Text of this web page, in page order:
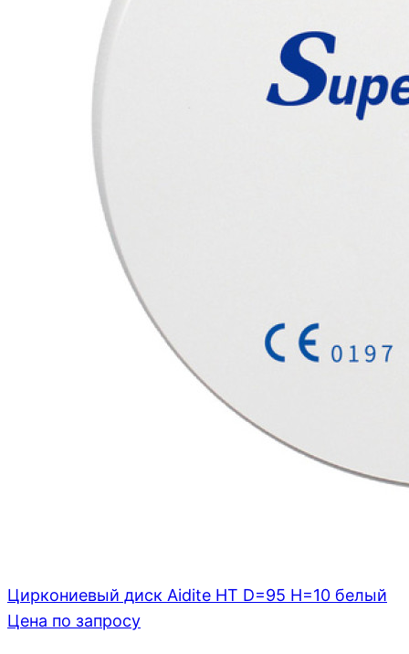
Циркониевый диск Aidite HT D=95 H=10 белый
Цена по запросу